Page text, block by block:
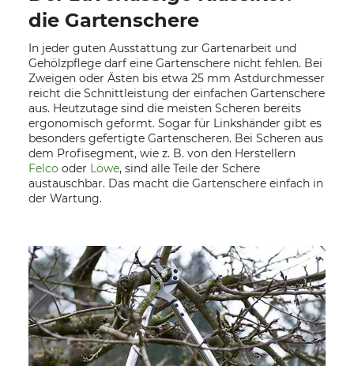
die Gartenschere
In jeder guten Ausstattung zur Gartenarbeit und
Gehölzpflege darf eine Gartenschere nicht fehlen. Bei
Zweigen oder Ästen bis etwa 25 mm Astdurchmesser
reicht die Schnittleistung der einfachen Gartenschere
aus. Heutzutage sind die meisten Scheren bereits
ergonomisch geformt. Sogar für Linkshänder gibt es
besonders gefertigte Gartenscheren. Bei Scheren aus
dem Profisegment, wie z. B. von den Herstellern
Felco oder Löwe, sind alle Teile der Schere
austauschbar. Das macht die Gartenschere einfach in
der Wartung.